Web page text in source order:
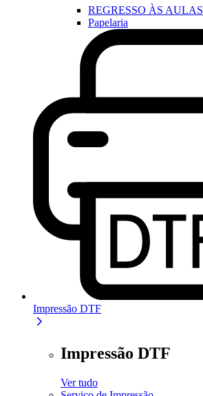
REGRESSO ÀS AULAS
Papelaria
Impressão DTF
Impressão DTF
Ver tudo